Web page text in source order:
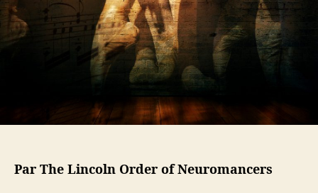
l
’
a
e
a
r
t
i
c
l
Par The Lincoln Order of Neuromancers